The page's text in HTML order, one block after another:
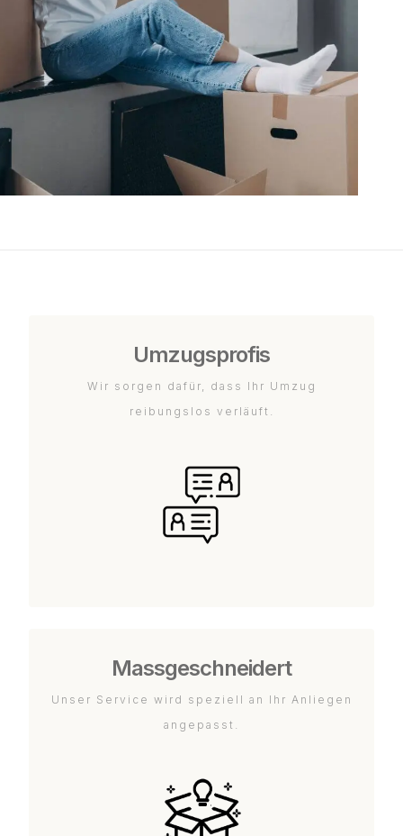
Umzugsprofis
Wir sorgen dafür, dass Ihr Umzug
reibungslos verläuft.
Massgeschneidert
Unser Service wird speziell an Ihr Anliegen
angepasst.